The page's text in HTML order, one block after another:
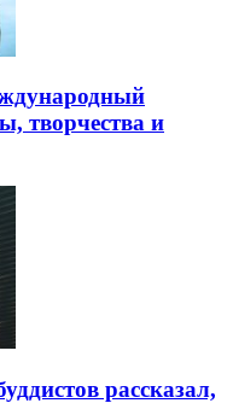
творчества и
рассказал,